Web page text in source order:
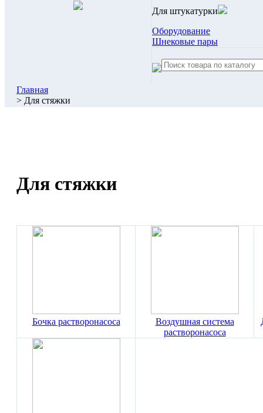
Для штукатурки
Оборудование
Шнековые пары
Главная
> Для стяжки
Для стяжки
Бочка растворонасоса
Воздушная система
растворонасоса